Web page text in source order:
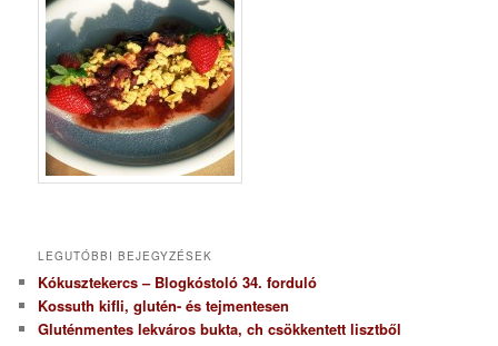
LEGUTÓBBI BEJEGYZÉSEK
Kókusztekercs – Blogkóstoló 34. forduló
Kossuth kifli, glutén- és tejmentesen
Gluténmentes lekváros bukta, ch csökkentett lisztből